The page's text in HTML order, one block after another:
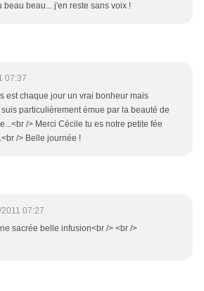
beau beau... j'en reste sans voix !
07:37
est chaque jour un vrai bonheur mais
particulièrement émue par la beauté de
/> Merci Cécile tu es notre petite fée
/> Belle journée !
07:27
sacrée belle infusion<br /> <br />